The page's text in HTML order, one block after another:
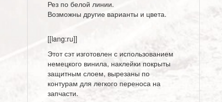
Рез по белой линии.
Возможны другие варианты и цвета.
[[lang:ru]]
Этот сэт изготовлен с использованием
немецкого винила, наклейки покрыты
защитным слоем, вырезаны по
контурам для легкого переноса на
запчасти.